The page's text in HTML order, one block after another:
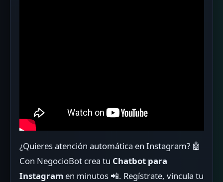
¿Quieres atención automática en Instagram? 🤖
Con NegocioBot crea tu Chatbot para
Instagramen minutos 📲. Regístrate, vincula tu